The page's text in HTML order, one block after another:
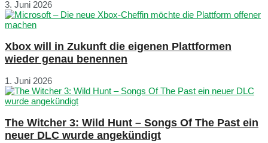
3. Juni 2026
Xbox will in Zukunft die eigenen Plattformen
wieder genau benennen
1. Juni 2026
The Witcher 3: Wild Hunt – Songs Of The Past ein
neuer DLC wurde angekündigt